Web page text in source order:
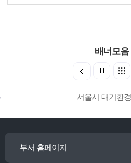
배너모음
서울시 대기환
부서 홈페이지